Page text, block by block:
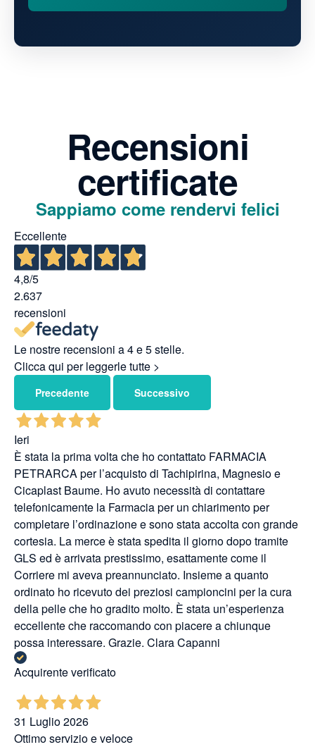
Recensioni
certificate
Sappiamo come rendervi felici
Eccellente
4,8/5
2.637
recensioni
Le nostre recensioni a 4 e 5 stelle.
Clicca qui per leggerle tutte >
Precedente Successivo
Ieri
È stata la prima volta che ho contattato FARMACIA
PETRARCA per l’acquisto di Tachipirina, Magnesio e
Cicaplast Baume. Ho avuto necessità di contattare
telefonicamente la Farmacia per un chiarimento per
completare l’ordinazione e sono stata accolta con grande
cortesia. La merce è stata spedita il giorno dopo tramite
GLS ed è arrivata prestissimo, esattamente come il
Corriere mi aveva preannunciato. Insieme a quanto
ordinato ho ricevuto dei preziosi campioncini per la cura
della pelle che ho gradito molto. È stata un’esperienza
eccellente che raccomando con piacere a chiunque
possa interessare. Grazie. Clara Capanni
Acquirente verificato
31 Luglio 2026
Ottimo servizio e veloce